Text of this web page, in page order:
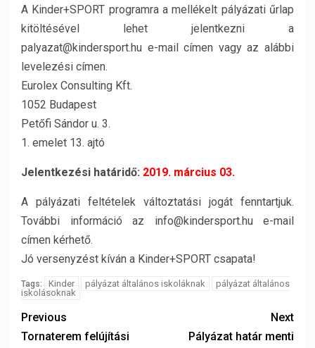
A Kinder+SPORT programra a mellékelt pályázati űrlap
kitöltésével lehet jelentkezni a
palyazat@kindersport.hu e-mail címen vagy az alábbi
levelezési címen.
Eurolex Consulting Kft.
1052 Budapest
Petőfi Sándor u. 3.
1. emelet 13. ajtó
Jelentkezési határidő: 2019. március 03.
A pályázati feltételek változtatási jogát fenntartjuk.
További információ az info@kindersport.hu e-mail
címen kérhető.
Jó versenyzést kíván a Kinder+SPORT csapata!
Tags: Kinder pályázat általános iskoláknak
pályázat általános
iskolásoknak
Previous
Tornaterem felújítási
Next
Pályázat határ menti